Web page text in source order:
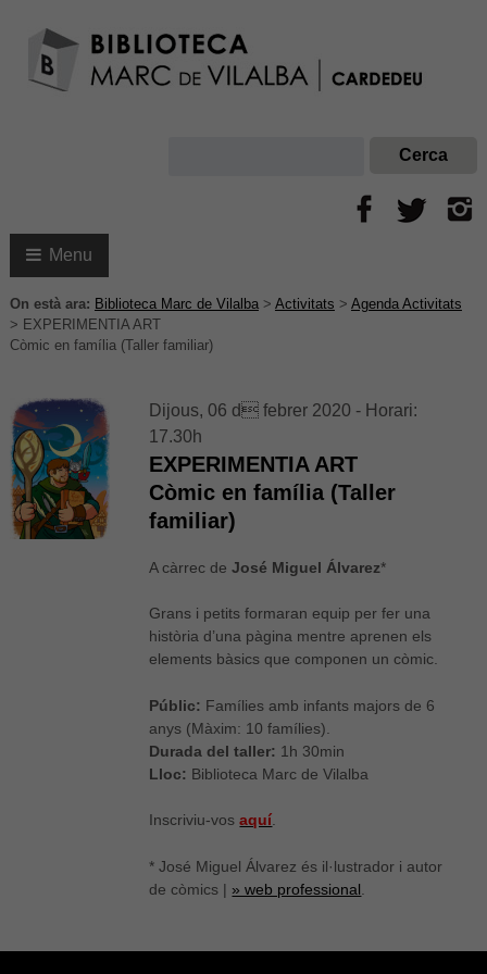
Menu
On està ara: Biblioteca Marc de Vilalba> Activitats > Agenda Activitats
> EXPERIMENTIA ART
Còmic en família (Taller familiar)
Dijous, 06 d febrer 2020 - Horari:
17.30h
EXPERIMENTIA ART
Còmic en família (Taller
familiar)
A càrrec deJosé Miguel Álvarez*
Grans i petits formaran equip per fer una
història d’una pàgina mentre aprenen els
elements bàsics que componen un còmic.
Públic: Famílies amb infants majors de 6
anys (Màxim: 10 famílies).
Durada del taller: 1h 30min
Lloc: Biblioteca Marc de Vilalba
Inscriviu-vosaquí.
* José Miguel Álvarez és il·lustrador i autor
de còmics | » web professional